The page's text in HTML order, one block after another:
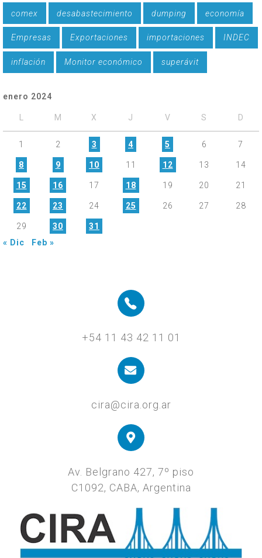
comex desabastecimiento dumping economía
Empresas Exportaciones importaciones INDEC
inflación Monitor económico superávit
enero 2024
M X J V S D
1 2 3 4 5 6 7
8 9 10 11 12 13 14
15 16 17 18 19 20 21
22 23 24 25 26 27 28
29 30
31
« Dic
Feb »
+54 11 43 42 11 01
cira@cira.org.ar
Av. Belgrano 427, 7º piso
C1092, CABA, Argentina